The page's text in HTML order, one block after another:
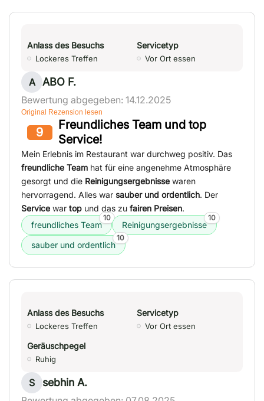
Anlass des Besuchs
Lockeres Treffen
Servicetyp
Vor Ort essen
A ABO F.
Bewertung abgegeben: 14.12.2025
Original Rezension lesen
9
Freundliches Team und top
Service!
Mein Erlebnis im Restaurant war durchweg positiv. Das
freundliche Team hat für eine angenehme Atmosphäre
gesorgt und die Reinigungsergebnisse waren
hervorragend. Alles war sauber und ordentlich. Der
Service war top und das zu fairen Preisen.
freundliches Team
10
Reinigungsergebnisse
10
sauber und ordentlich
10
Anlass des Besuchs
Lockeres Treffen
Servicetyp
Vor Ort essen
Geräuschpegel
Ruhig
S sebhin A.